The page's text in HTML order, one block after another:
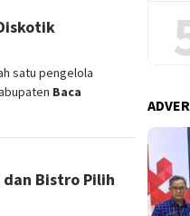
satu pengelola
Baca
dan Bistro Pilih